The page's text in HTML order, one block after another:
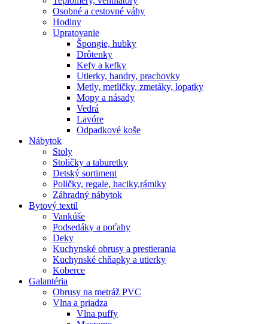
Osobné a cestovné váhy
Hodiny
Upratovanie
Špongie, hubky
Drôtenky
Kefy a kefky
Utierky, handry, prachovky
Metly, metličky, zmetáky, lopatky
Mopy a násady
Vedrá
Lavóre
Odpadkové koše
Nábytok
Stoly
Stoličky a taburetky
Detský sortiment
Poličky, regale, haciky,rámiky
Záhradný nábytok
Bytový textil
Vankúše
Podsedáky a poťahy
Deky
Kuchynské obrusy a prestierania
Kuchynské chňapky a utierky
Koberce
Galantéria
Obrusy na metráž PVC
Vlna a priadza
Vlna puffy